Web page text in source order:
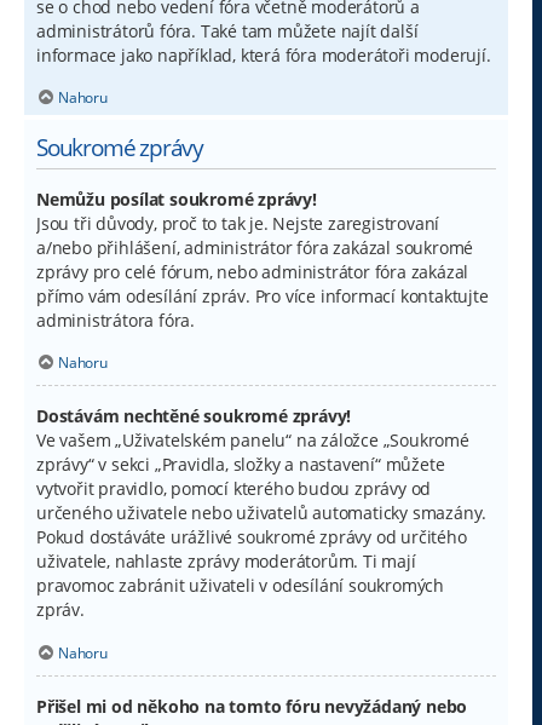
se o chod nebo vedení fóra včetně moderátorů a
administrátorů fóra. Také tam můžete najít další
informace jako například, která fóra moderátoři moderují.
Nahoru
Soukromé zprávy
Nemůžu posílat soukromé zprávy!
Jsou tři důvody, proč to tak je. Nejste zaregistrovaní
a/nebo přihlášení, administrátor fóra zakázal soukromé
zprávy pro celé fórum, nebo administrátor fóra zakázal
přímo vám odesílání zpráv. Pro více informací kontaktujte
administrátora fóra.
Nahoru
Dostávám nechtěné soukromé zprávy!
Ve vašem „Uživatelském panelu“ na záložce „Soukromé
zprávy“ v sekci „Pravidla, složky a nastavení“ můžete
vytvořit pravidlo, pomocí kterého budou zprávy od
určeného uživatele nebo uživatelů automaticky smazány.
Pokud dostáváte urážlivé soukromé zprávy od určitého
uživatele, nahlaste zprávy moderátorům. Ti mají
pravomoc zabránit uživateli v odesílání soukromých
zpráv.
Nahoru
Přišel mi od někoho na tomto fóru nevyžádaný nebo